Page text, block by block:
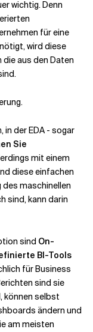
wichtig. Denn
für eine
wird diese
aus den Daten
in der EDA - sogar
Sie
mit einem
diese einfachen
maschinellen
sind, kann darin
sind On-
BI-Tools
für Business
sind sie
können selbst
ändern und
am meisten